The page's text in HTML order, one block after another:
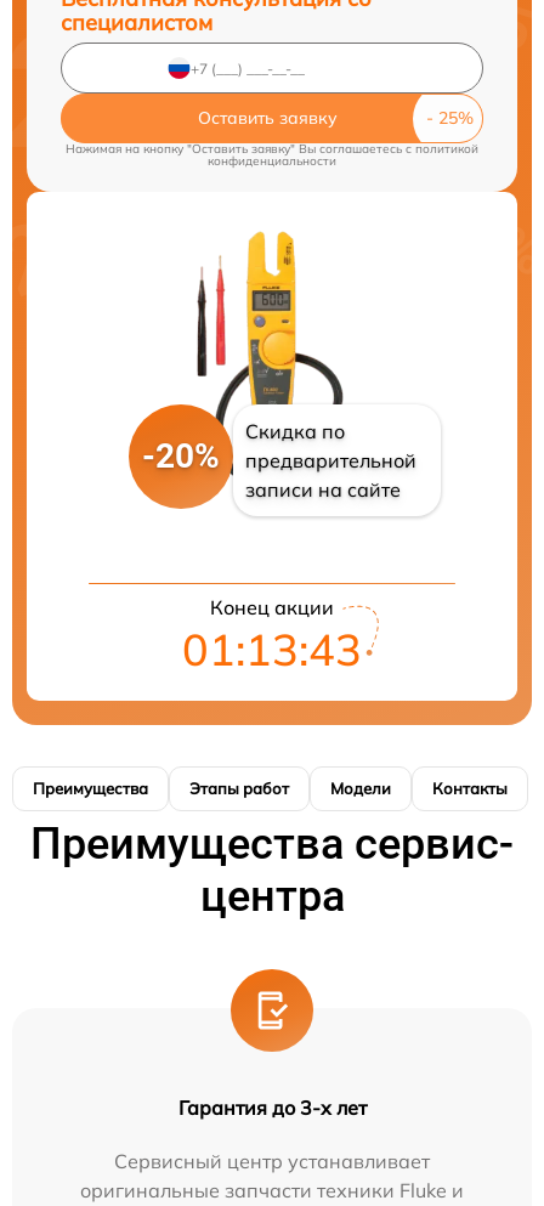
специалистом
Оставить заявку
Нажимая на кнопку "Оставить заявку" Вы соглашаетесь cполитикой
конфиденциальности
-20%
Скидка по
предварительной
записи на сайте
Конец акции
01:13:42
Преимущества Этапы работ Модели Контакты
Преимущества сервис-
центра
Гарантия до 3-х лет
Сервисный центр устанавливает
оригинальные запчасти техники Fluke и